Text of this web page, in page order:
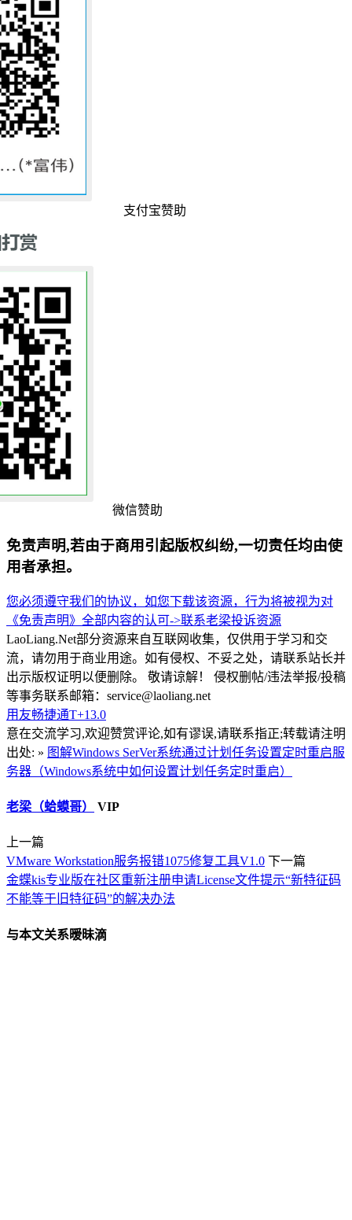
支付宝赞助
微信赞助
免责声明,若由于商用引起版权纠纷,一切责任均由使
用者承担。
您必须遵守我们的协议，如您下载该资源，行为将被视为对
《免责声明》全部内容的认可->联系老梁投诉资源
LaoLiang.Net部分资源来自互联网收集，仅供用于学习和交
流，请勿用于商业用途。如有侵权、不妥之处，请联系站长并
出示版权证明以便删除。 敬请谅解！ 侵权删帖/违法举报/投稿
等事务联系邮箱：service@laoliang.net
用友畅捷通T+13.0
意在交流学习,欢迎赞赏评论,如有谬误,请联系指正;转载请注明
出处: » 图解Windows SerVer系统通过计划任务设置定时重启服
务器（Windows系统中如何设置计划任务定时重启）
老梁（蛤蟆哥） VIP
上一篇
VMware Workstation服务报错1075修复工具V1.0 下一篇
金蝶kis专业版在社区重新注册申请License文件提示“新特征码
不能等于旧特征码”的解决办法
与本文关系暧昧滴